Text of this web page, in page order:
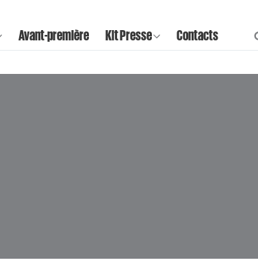
Avant-première Kit Presse Contacts